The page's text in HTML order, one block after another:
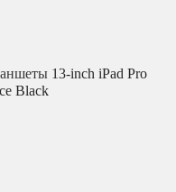
13-inch iPad Pro
Black